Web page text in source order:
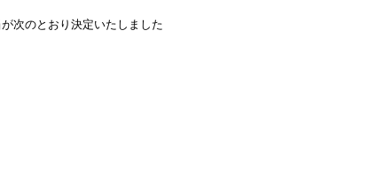
次のとおり決定いたしました